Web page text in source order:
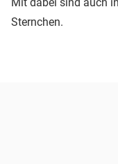
Sternchen.